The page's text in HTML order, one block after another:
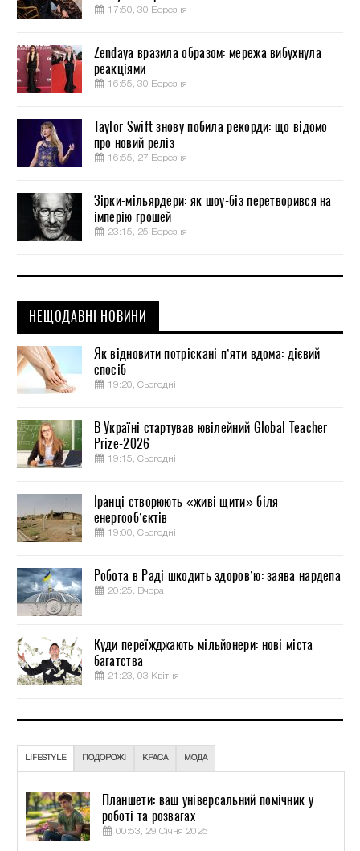
17:50, 30 Березня
Zendaya вразила образом: мережа вибухнула
реакціями
16:55, 30 Березня
Taylor Swift знову побила рекорди: що відомо
про новий реліз
16:55, 27 Березня
Зірки-мільярдери: як шоу-біз перетворився на
імперію грошей
23:15, 25 Березня
НЕЩОДАВНІ НОВИНИ
Як відновити потріскані п’яти вдома: дієвий
спосіб
19:20, Сьогодні
В Україні стартував ювілейний Global Teacher
Prize-2026
19:15, Сьогодні
Іранці створюють «живі щити» біля
енергооб’єктів
19:00, Сьогодні
Робота в Раді шкодить здоров’ю: заява нардепа
20:25, Вчора
Куди переїжджають мільйонери: нові міста
багатства
21:23, 03 Квітня
LIFESTYLE ПОДОРОЖІ КРАСА МОДА
Планшети: ваш універсальний помічник у
роботі та розвагах
00:53, 29 Січня 2025